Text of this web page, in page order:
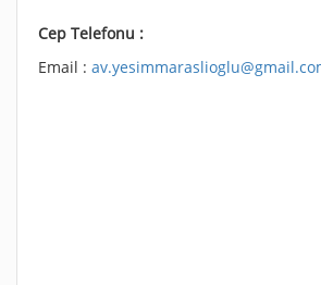
Cep Telefonu :
Email :